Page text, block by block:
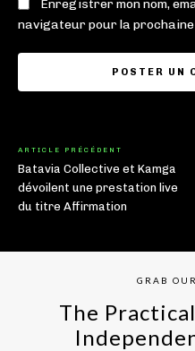
Enregistrer mon nom,
navigateur pour la
ARTICLE PRÉCÉDENT
Batavia Collective et Kamga
dévoilent une prestation live
du titre Affirmation
GRAB
The